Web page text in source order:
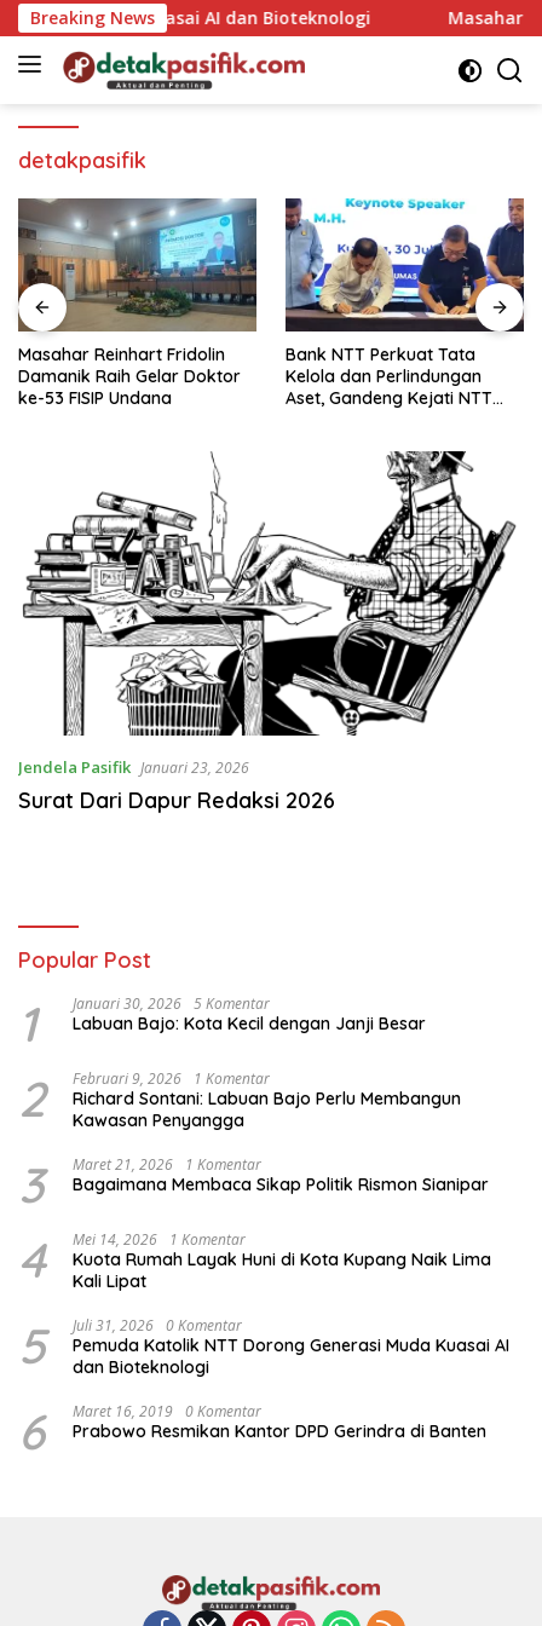
Langsung
ke
konten
Breaking News
Muda Kuasai AI dan Bioteknologi Masahar
detakpasifik
Masahar Reinhart Fridolin
Damanik Raih Gelar Doktor
ke-53 FISIP Undana
Bank NTT Perkuat Tata
Kelola dan Perlindungan
Aset, Gandeng Kejati NTT
Jendela Pasifik Januari 23, 2026
Surat Dari Dapur Redaksi 2026
Popular Post
1 Januari 30, 2026 5 Komentar
Labuan Bajo: Kota Kecil dengan Janji Besar
2 Februari 9, 2026 1 Komentar
Richard Sontani: Labuan Bajo Perlu Membangun
Kawasan Penyangga
3 Maret 21, 2026 1 Komentar
Bagaimana Membaca Sikap Politik Rismon Sianipar
4 Mei 14, 2026 1 Komentar
Kuota Rumah Layak Huni di Kota Kupang Naik Lima
Kali Lipat
5 Juli 31, 2026 0 Komentar
Pemuda Katolik NTT Dorong Generasi Muda Kuasai AI
dan Bioteknologi
6 Maret 16, 2019 0 Komentar
Prabowo Resmikan Kantor DPD Gerindra di Banten